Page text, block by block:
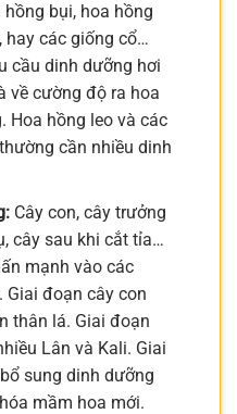
bụi, hoa hồng
hay các giống cổ…
cầu dinh dưỡng hơi
về cường độ ra hoa
Hoa hồng leo và các
cần nhiều dinh
Cây con, cây trưởng
cây sau khi cắt tỉa…
mạnh vào các
Giai đoạn cây con
thân lá. Giai đoạn
Lân và Kali. Giai
sung dinh dưỡng
mầm hoa mới.